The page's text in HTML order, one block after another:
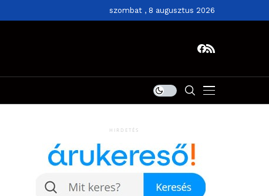
szombat , 8 augusztus 2026
HIRDETÉS